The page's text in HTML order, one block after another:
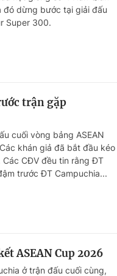
đó dừng bước tại giải đấu
Super 300.
trận gặp
cuối vòng bảng ASEAN
khán giả đã bắt đầu kéo
Các CĐV đều tin rằng ĐT
trước ĐT Campuchia...
ASEAN Cup 2026
ở trận đấu cuối cùng,